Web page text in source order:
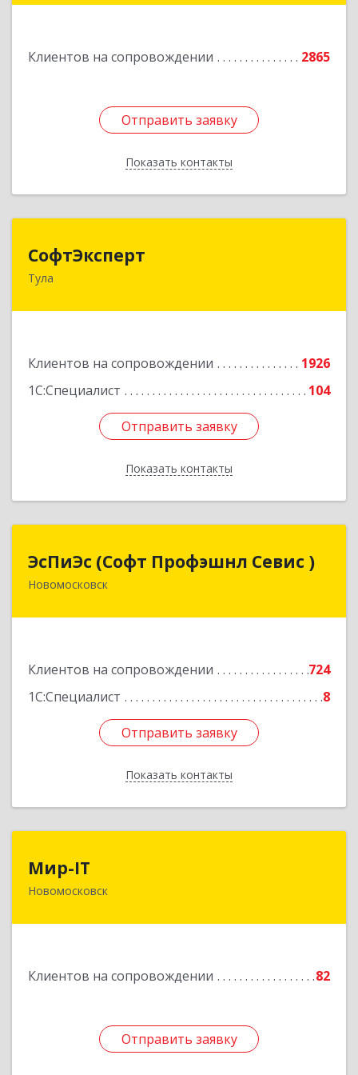
Клиентов на сопровождении 2865
Отправить заявку
Показать контакты
Отправить заявку
Назад
СофтЭксперт
Тула
Клиентов на сопровождении
1926
1С:Специалист
104
Отправить заявку
Показать контакты
300013, Тульская обл, Тула г, Болдина ул, дом №
Отправить заявку
Назад
ЭсПиЭс (Софт Профэшнл Севис )
Новомосковск
Клиентов на сопровождении
724
1С:Специалист
8
Отправить заявку
Показать контакты
ЭсПиЭс (Софт Профэшнл Севис )
301659, Тульская обл, Новомосковский р-н,
Отправить заявку
Назад
Мир-IT
Новомосковск
Клиентов на сопровождении 82
Отправить заявку
301650, Тульская обл, Новомосковск г,
Отправить заявку